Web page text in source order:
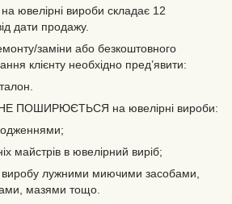
ювелірні вироби складає 12
дати продажу.
заміни або безкоштовного
клієнту необхідно пред’явити:
НЕ ПОШИРЮЄТЬСЯ на ювелірні вироби:
майстрів в ювелірний виріб;
виробу лужними миючими засобами,
мазями тощо.